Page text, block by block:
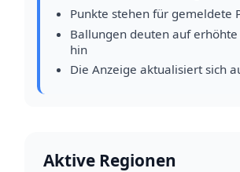
Punkte stehen für gemeldete
Ballungen deuten auf
hin
Die Anzeige aktualisiert sich
Aktive Regionen